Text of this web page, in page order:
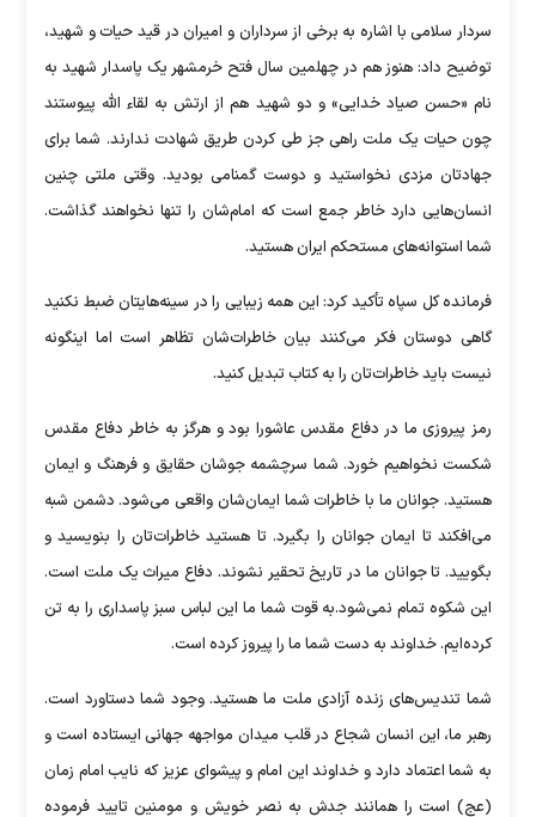
سردار سلامی با اشاره به برخی از سرداران و امیران در قید حیات و شهید،
توضیح داد: هنوز هم در چهلمین سال فتح خرمشهر یک پاسدار شهید به
نام «حسن صیاد خدایی» و دو شهید هم از ارتش به لقاء الله پیوستند
چون حیات یک ملت راهی جز طی کردن طریق شهادت ندارند. شما برای
جهادتان مزدی نخواستید و دوست گمنامی بودید. وقتی ملتی چنین
انسان‌هایی دارد خاطر جمع است که امام‌شان را تنها نخواهند گذاشت.
شما استوانه‌های مستحکم ایران هستید.
فرمانده کل سپاه تأکید کرد: این همه زیبایی را در سینه‌هایتان ضبط نکنید
گاهی دوستان فکر می‌کنند بیان خاطرات‌شان تظاهر است اما اینگونه
نیست باید خاطرات‌تان را به کتاب تبدیل کنید.
رمز پیروزی ما در دفاع مقدس عاشورا بود و هرگز به خاطر دفاع مقدس
شکست نخواهیم خورد. شما سرچشمه جوشان حقایق و فرهنگ و ایمان
هستید. جوانان ما با خاطرات شما ایمان‌شان واقعی می‌شود. دشمن شبه
می‌افکند تا ایمان جوانان را بگیرد. تا هستید خاطرات‌تان را بنویسید و
بگویید. تا جوانان ما در تاریخ تحقیر نشوند. دفاع میراث یک ملت است.
این شکوه تمام نمی‌شود.به قوت شما ما این لباس سبز پاسداری را به تن
کرده‌ایم. خداوند به دست شما ما را پیروز کرده است.
شما تندیس‌های زنده آزادی ملت ما هستید. وجود شما دستاورد است.
رهبر ما، این انسان شجاع در قلب میدان مواجهه جهانی ایستاده‌ است و
به شما اعتماد دارد و خداوند این امام و پیشوای عزیز که نایب امام زمان
(عج) است را همانند جدش به نصر خویش و مومنین تایید فرموده